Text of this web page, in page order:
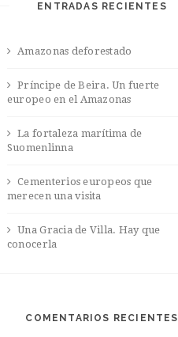
ENTRADAS RECIENTES
Amazonas deforestado
Príncipe de Beira. Un fuerte
europeo en el Amazonas
La fortaleza marítima de
Suomenlinna
Cementerios europeos que
merecen una visita
Una Gracia de Villa. Hay que
conocerla
COMENTARIOS RECIENTES